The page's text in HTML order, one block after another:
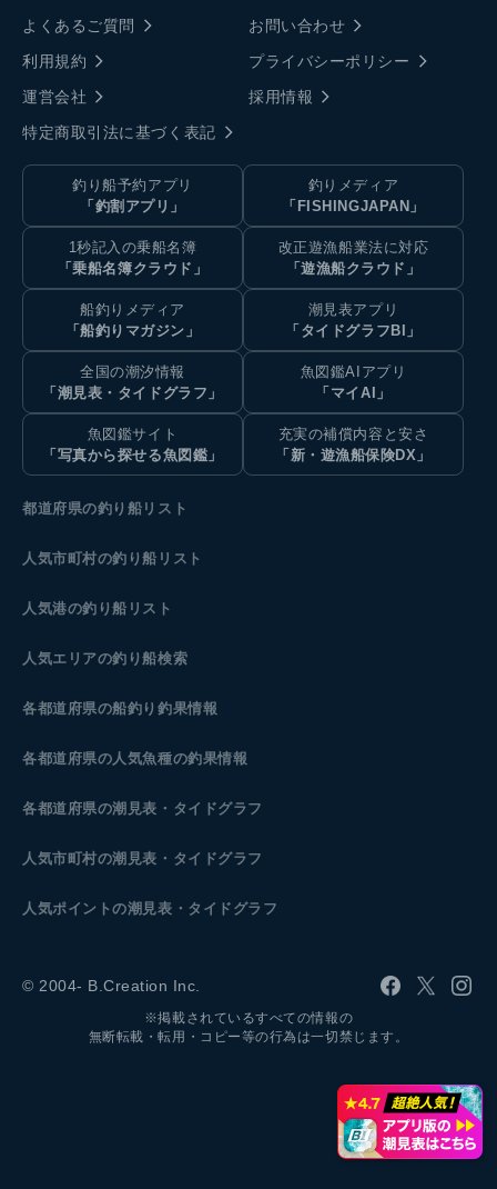
よくあるご質問
お問い合わせ
利用規約
プライバシーポリシー
運営会社
採用情報
特定商取引法に基づく表記
釣り船予約アプリ
「釣割アプリ」
釣りメディア
「FISHINGJAPAN」
1秒記入の乗船名簿
「乗船名簿クラウド」
改正遊漁船業法に対応
「遊漁船クラウド」
船釣りメディア
「船釣りマガジン」
潮見表アプリ
「タイドグラフBI」
全国の潮汐情報
「潮見表・タイドグラフ」
魚図鑑AIアプリ
「マイAI」
魚図鑑サイト
「写真から探せる魚図鑑」
充実の補償内容と安さ
「新・遊漁船保険DX」
都道府県の釣り船リスト
人気市町村の釣り船リスト
人気港の釣り船リスト
人気エリアの釣り船検索
各都道府県の船釣り釣果情報
各都道府県の人気魚種の釣果情報
各都道府県の潮見表 ・タイドグラフ
人気市町村の潮見表・タイドグラフ
人気ポイントの潮見表・タイドグラフ
© 2004- B.Creation Inc.
※掲載されているすべての情報の
無断転載・転用・コピー等の行為は一切禁じます。